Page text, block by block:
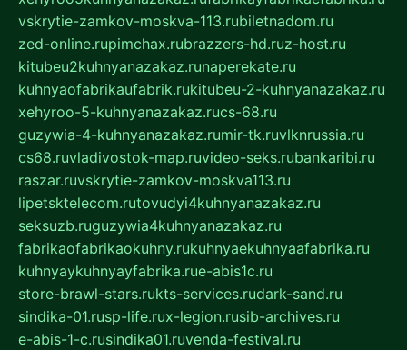
vskrytie-zamkov-moskva-113.rubiletnadom.ru
zed-online.rupimchax.rubrazzers-hd.ruz-host.ru
kitubeu2kuhnyanazakaz.runaperekate.ru
kuhnyaofabrikaufabrik.rukitubeu-2-kuhnyanazakaz.ru
xehyroo-5-kuhnyanazakaz.rucs-68.ru
guzywia-4-kuhnyanazakaz.rumir-tk.ruvlknrussia.ru
cs68.ruvladivostok-map.ruvideo-seks.rubankaribi.ru
raszar.ruvskrytie-zamkov-moskva113.ru
lipetsktelecom.rutovudyi4kuhnyanazakaz.ru
seksuzb.ruguzywia4kuhnyanazakaz.ru
fabrikaofabrikaokuhny.rukuhnyaekuhnyaafabrika.ru
kuhnyaykuhnyayfabrika.rue-abis1c.ru
store-brawl-stars.rukts-services.rudark-sand.ru
sindika-01.rusp-life.rux-legion.rusib-archives.ru
e-abis-1-c.rusindika01.ruvenda-festival.ru